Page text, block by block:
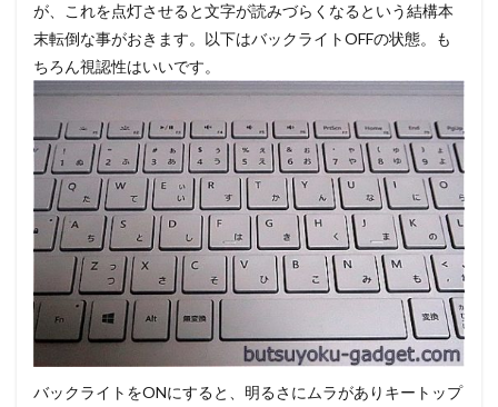
が、これを点灯させると文字が読みづらくなるという結構本
末転倒な事がおきます。以下はバックライトOFFの状態。も
ちろん視認性はいいです。
バックライトをONにすると、明るさにムラがありキートップ